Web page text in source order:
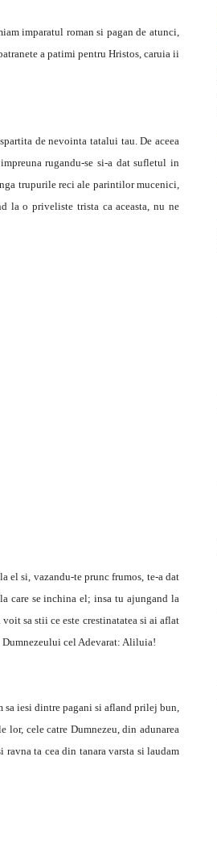
imparatul roman si pagan de atunci,
a patimi pentru Hristos, caruia ii
de nevointa tatalui tau. De aceea
rugandu-se si-a dat sufletul in
trupurile reci ale parintilor mucenici,
la o priveliste trista ca aceasta, nu ne
el si, vazandu-te prunc frumos, te-a dat
care se inchina el; insa tu ajungand la
sa stii ce este crestinatatea si ai aflat
Dumnezeului cel Adevarat: Aliluia!
sa iesi dintre pagani si afland prilej bun,
cele catre Dumnezeu, din adunarea
ta cea din tanara varsta si laudam